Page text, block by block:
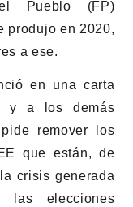
Pueblo (FP)
produjo en 2020,
a ese.
en una carta
y a los demás
remover los
que están, de
crisis generada
las elecciones